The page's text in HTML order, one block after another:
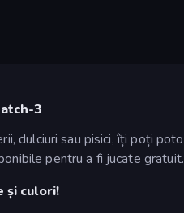
3
dulciuri sau pisici, îți poți
pentru a fi jucate gratuit.
și culori!